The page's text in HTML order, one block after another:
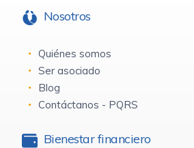
Nosotros
Quiénes somos
Ser asociado
Blog
Contáctanos - PQRS
Bienestar financiero